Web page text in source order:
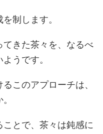
制します。
きた茶々を、なるべ
うです。
このアプローチは、
とで、茶々は鈍感に